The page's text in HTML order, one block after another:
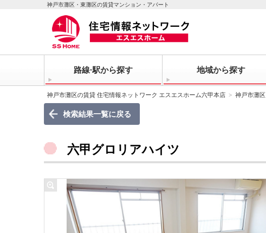
神戸市灘区・東灘区の賃貸マンション・アパート
路線·駅から探す 地域から探す
神戸市灘区の賃貸 住宅情報ネットワーク エスエスホーム六甲本店 神戸市灘区
検索結果一覧に戻る
六甲グロリアハイツ